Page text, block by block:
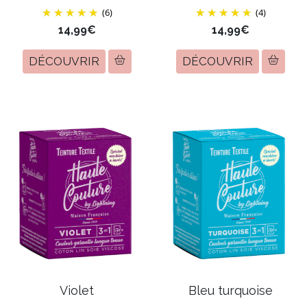
(6)
14,99€
DÉCOUVRIR
(4)
14,99€
DÉCOUVRIR
Violet Bleu turquoise